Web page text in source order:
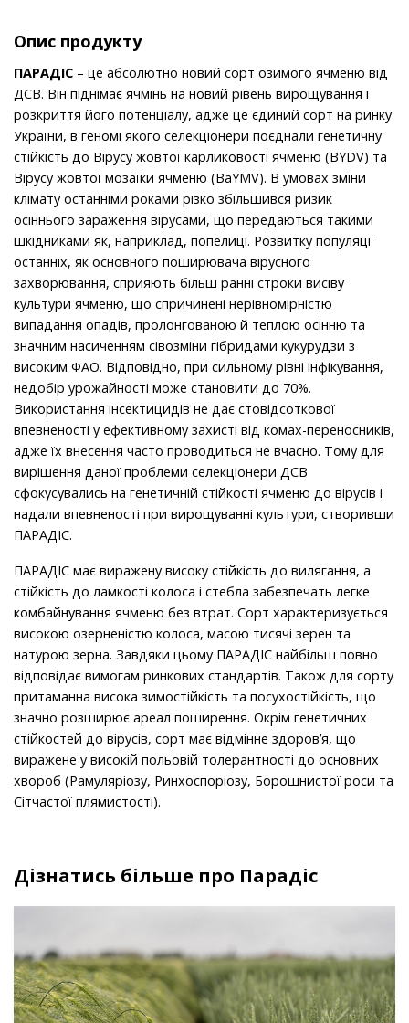
Опис продукту
ПАРАДІС – це абсолютно новий сорт озимого ячменю від
ДСВ. Він піднімає ячмінь на новий рівень вирощування і
розкриття його потенціалу, адже це єдиний сорт на ринку
України, в геномі якого селекціонери поєднали генетичну
стійкість до Вірусу жовтої карликовості ячменю (BYDV) та
Вірусу жовтої мозаїки ячменю (BaYMV). В умовах зміни
клімату останніми роками різко збільшився ризик
осіннього зараження вірусами, що передаються такими
шкідниками як, наприклад, попелиці. Розвитку популяції
останніх, як основного поширювача вірусного
захворювання, сприяють більш ранні строки висіву
культури ячменю, що спричинені нерівномірністю
випадання опадів, пролонгованою й теплою осінню та
значним насиченням сівозміни гібридами кукурудзи з
високим ФАО. Відповідно, при сильному рівні інфікування,
недобір урожайності може становити до 70%.
Використання інсектицидів не дає стовідсоткової
впевненості у ефективному захисті від комах-переносників,
адже їх внесення часто проводиться не вчасно. Тому для
вирішення даної проблеми селекціонери ДСВ
сфокусувались на генетичній стійкості ячменю до вірусів і
надали впевненості при вирощуванні культури, створивши
ПАРАДІС.
ПАРАДІС має виражену високу стійкість до вилягання, а
стійкість до ламкості колоса і стебла забезпечать легке
комбайнування ячменю без втрат. Сорт характеризується
високою озерненістю колоса, масою тисячі зерен та
натурою зерна. Завдяки цьому ПАРАДІС найбільш повно
відповідає вимогам ринкових стандартів. Також для сорту
притаманна висока зимостійкість та посухостійкість, що
значно розширює ареал поширення. Окрім генетичних
стійкостей до вірусів, сорт має відмінне здоров’я, що
виражене у високій польовій толерантності до основних
хвороб (Рамуляріозу, Ринхоспоріозу, Борошнистої роси та
Сітчастої плямистості).
Дізнатись більше про Парадіс